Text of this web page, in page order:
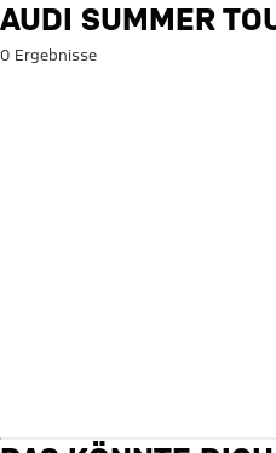
Suche: Audi
AUDI SUMMER
0 Ergebnisse